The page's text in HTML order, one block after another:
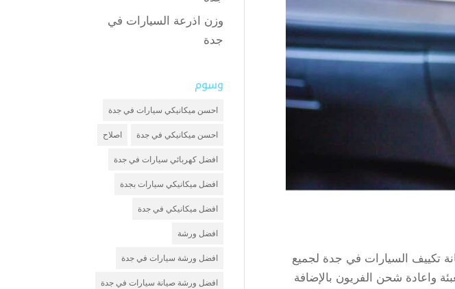
تكييف السيارات في جدة لجميع
تعبئة واعادة شحن الفريون بالإضافة
وزن اذرعة السيارات في
جدة
وسوم
احسن ميكانيكي سيارات في جدة
احسن ميكانيكي في جدة اصلاح
افضل كهربائي سيارات في جدة
افضل ميكانيكي سيارات بجدة
افضل ميكانيكي في جدة
افضل ورشة
افضل ورشة سيارات في جدة
افضل ورشة صيانة سيارات في جدة